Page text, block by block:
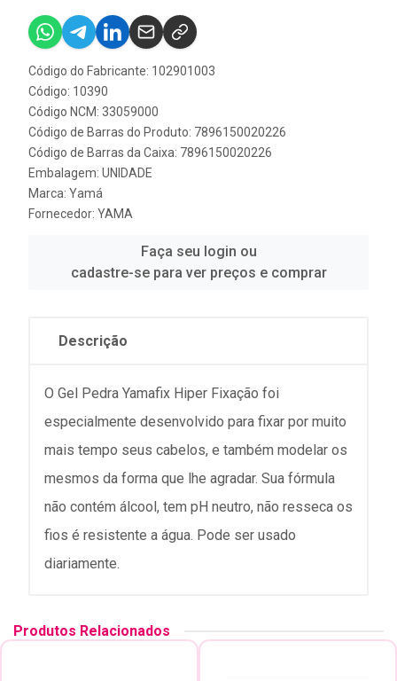
Código do Fabricante: 102901003
Código: 10390
Código NCM: 33059000
Código de Barras do Produto: 7896150020226
Código de Barras da Caixa: 7896150020226
Embalagem: UNIDADE
Marca: Yamá
Fornecedor: YAMA
Faça seu login ou
cadastre-se para ver preços e comprar
Descrição
O Gel Pedra Yamafix Hiper Fixação foi
especialmente desenvolvido para fixar por muito
mais tempo seus cabelos, e também modelar os
mesmos da forma que lhe agradar. Sua fórmula
não contém álcool, tem pH neutro, não resseca os
fios é resistente a água. Pode ser usado
diariamente.
Produtos Relacionados